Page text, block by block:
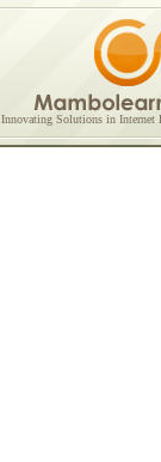
Innovating Solutions in Internet